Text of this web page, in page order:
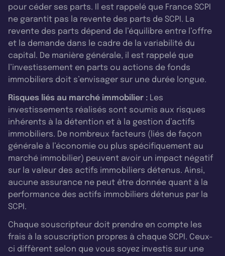
pour céder ses parts. Il est rappelé que France SCPI
ne garantit pas la revente des parts de SCPI. La
revente des parts dépend de l’équilibre entre l’offre
et la demande dans le cadre de la variabilité du
capital. De manière générale, il est rappelé que
l’investissement en parts ou actions de fonds
immobiliers doit s’envisager sur une durée longue.
Risques liés au marché immobilier : Les
investissements réalisés sont soumis aux risques
inhérents à la détention et à la gestion d’actifs
immobiliers. De nombreux facteurs (liés de façon
générale à l’économie ou plus spécifiquement au
marché immobilier) peuvent avoir un impact négatif
sur la valeur des actifs immobiliers détenus. Ainsi,
aucune assurance ne peut être donnée quant à la
performance des actifs immobiliers détenus par la
SCPI.
Chaque souscripteur doit prendre en compte les
frais à la souscription propres à chaque SCPI. Ceux-
ci diffèrent selon que vous soyez investis sur une